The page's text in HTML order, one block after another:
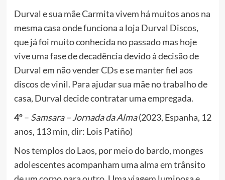
Durval e sua mãe Carmita vivem há muitos anos na
mesma casa onde funciona a loja Durval Discos,
que já foi muito conhecida no passado mas hoje
vive uma fase de decadência devido à decisão de
Durval em não vender CDs e se manter fiel aos
discos de vinil. Para ajudar sua mãe no trabalho de
casa, Durval decide contratar uma empregada.
4º– Samsara – Jornada da Alma(2023, Espanha, 12
anos, 113 min, dir: Lois Patiño)
Nos templos do Laos, por meio do bardo, monges
adolescentes acompanham uma alma em trânsito